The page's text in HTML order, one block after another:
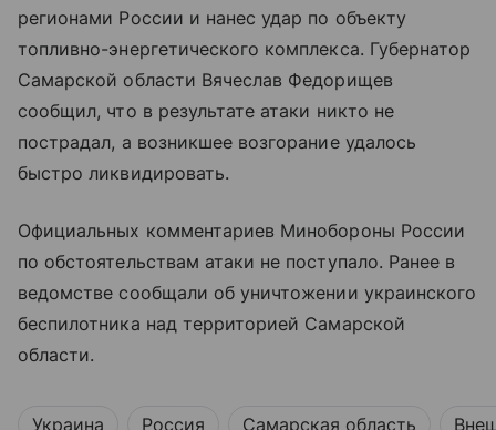
регионами России и нанес удар по объекту
топливно-энергетического комплекса. Губернатор
Самарской области Вячеслав Федорищев
сообщил, что в результате атаки никто не
пострадал, а возникшее возгорание удалось
быстро ликвидировать.
Официальных комментариев Минобороны России
по обстоятельствам атаки не поступало. Ранее в
ведомстве сообщали об уничтожении украинского
беспилотника над территорией Самарской
области.
Украина Россия Самарская область